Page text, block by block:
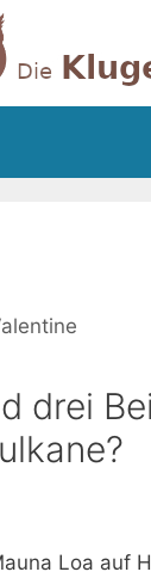
drei
Loa auf